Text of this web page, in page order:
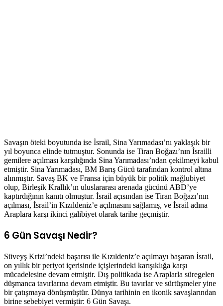
Savaşın öteki boyutunda ise İsrail, Sina Yarımadası’nı yaklaşık bir
yıl boyunca elinde tutmuştur. Sonunda ise Tiran Boğazı’nın İsrailli
gemilere açılması karşılığında Sina Yarımadası’ndan çekilmeyi kabul
etmiştir. Sina Yarımadası, BM Barış Gücü tarafından kontrol altına
alınmıştır. Savaş BK ve Fransa için büyük bir politik mağlubiyet
olup, Birleşik Krallık’ın uluslararası arenada gücünü ABD’ye
kaptırdığının kanıtı olmuştur. İsrail açısından ise Tiran Boğazı’nın
açılması, İsrail’in Kızıldeniz’e açılmasını sağlamış, ve İsrail adına
Araplara karşı ikinci galibiyet olarak tarihe geçmiştir.
6 Gün Savaşı Nedir?
Süveyş Krizi’ndeki başarısı ile Kızıldeniz’e açılmayı başaran İsrail,
on yıllık bir periyot içerisinde içişlerindeki karışıklığa karşı
mücadelesine devam etmiştir. Dış politikada ise Araplarla süregelen
düşmanca tavırlarına devam etmiştir. Bu tavırlar ve sürtüşmeler yine
bir çatışmaya dönüşmüştür. Dünya tarihinin en ikonik savaşlarından
birine sebebiyet vermiştir: 6 Gün Savaşı.